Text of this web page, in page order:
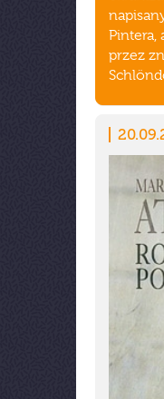
Pintera,
przez